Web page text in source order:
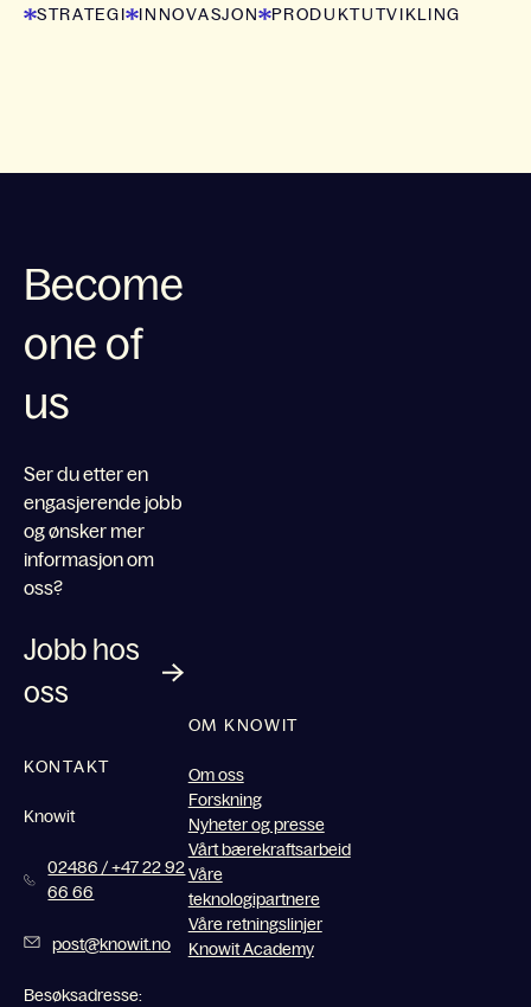
STRATEGI INNOVASJON PRODUKTUTVIKLING
Become
one of
us
Ser du etter en
engasjerende jobb
og ønsker mer
informasjon om
oss?
Jobb hos
oss
KONTAKT
Knowit
02486 / +47 22 92
66 66
post@knowit.no
Besøksadresse:
OM KNOWIT
Om oss
Forskning
Nyheter og presse
Vårt bærekraftsarbeid
Våre
teknologipartnere
Våre retningslinjer
Knowit Academy